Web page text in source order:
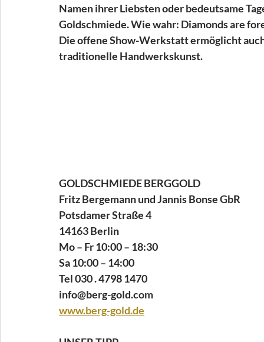
Namen ihrer Liebsten oder bedeutsame
Goldschmiede. Wie wahr: Diamonds are
Die offene Show-Werkstatt ermöglicht
traditionelle Handwerkskunst.
GOLDSCHMIEDE BERGGOLD
Fritz Bergemann und Jannis Bonse GbR
Potsdamer Straße 4
14163 Berlin
Mo – Fr 10:00 – 18:30
Sa 10:00 – 14:00
Tel 030 . 4798 1470
info@berg-gold.com
www.berg-gold.de